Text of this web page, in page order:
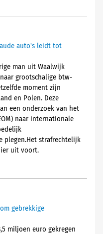
auto's leidt tot
man uit Waalwijk
grootschalige btw-
moment zijn
en Polen. Deze
een onderzoek van het
naar internationale
plegen.Het strafrechtelijk
uit voort.
gebrekkige
miljoen euro gekregen